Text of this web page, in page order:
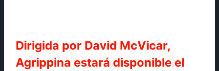
Dirigida por David McVicar,
Agrippina estará disponible el